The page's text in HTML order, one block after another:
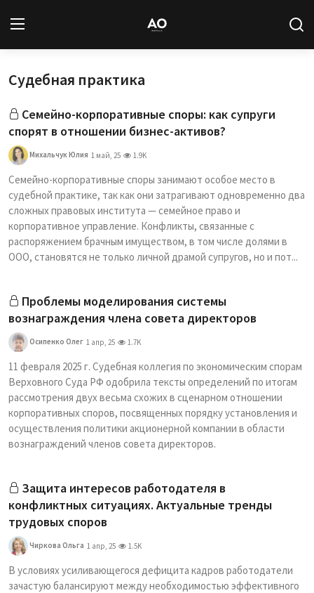
Вход Регистрация
Новости
Статьи
Авторы
Архив
База знаний
Судебная практика
Семейно-корпоративные споры: как супруги
спорят в отношении бизнес-активов?
Михальчук Юлия 1 май, 25 1.9K
Семейно-корпоративные споры занимают особое место в
судебной практике, так как они затрагивают одновременно два
сложных правовых института — семейное право и
корпоративное управление. Конфликты, связанные с
распоряжением брачным имуществом, в том числе долями в
ООО, становятся не только личной драмой супругов, но и пот...
Проблемы моделирования системы
вознаграждения члена совета директоров
Осипенко Олег 1 апр, 25 1.7K
11 февраля 2025 г. Судебная коллегия по экономическим спорам
Верховного Суда РФ одобрила тексты определений по итогам
рассмотрения двух весьма схожих в сценарном отношении
корпоративных споров, посвященных порядку установления и
осуществления политики акционерной компании в области
вознаграждений членов совета директоров.
Защита интересов работодателя в
конфликтных ситуациях. Актуальные тренды
трудовых споров
Чиркова Ольга 1 апр, 25 1.5K
В условиях усиливающегося дефицита кадров работодатели
зачастую балансируют между необходимостью эффективного